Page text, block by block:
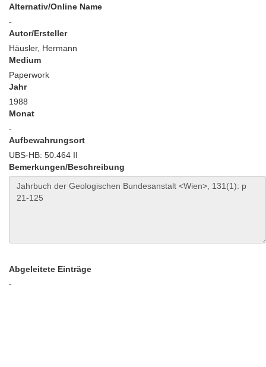
Alternativ/Online Name
-
Autor/Ersteller
Häusler, Hermann
Medium
Paperwork
Jahr
1988
Monat
-
Aufbewahrungsort
UBS-HB: 50.464 II
Bemerkungen/Beschreibung
Abgeleitete Einträge
-